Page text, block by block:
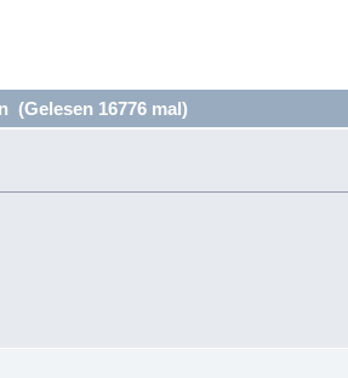
(Gelesen 16776 mal)